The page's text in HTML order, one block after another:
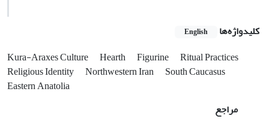
کلیدواژه‌ها English
Kura-Araxes Culture Hearth Figurine
Ritual Practices
Religious Identity
Northwestern Iran
South Caucasus
Eastern Anatolia
مراجع